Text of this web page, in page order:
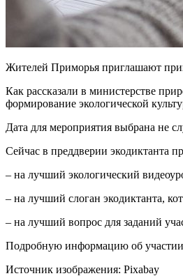
Жителей Приморья приглашают
Как рассказали в министерстве
формирование экологической
Дата для мероприятия выбрана не
Сейчас в преддверии экодиктанта
– на лучший экологический
– на лучший слоган экодиктанта,
– на лучший вопрос для заданий
Подробную информацию об
Источник изображения: Pixabay